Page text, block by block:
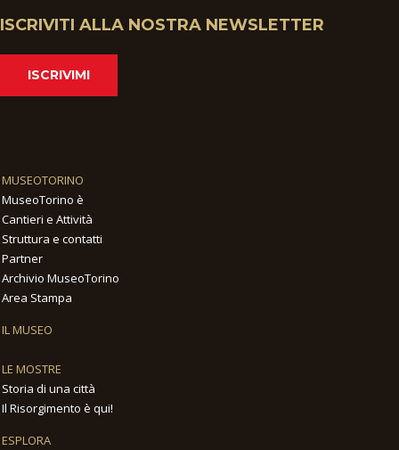
ISCRIVITI ALLA NOSTRA NEWSLETTER
ISCRIVIMI
MUSEOTORINO
MuseoTorino è
Cantieri e Attività
Struttura e contatti
Partner
Archivio MuseoTorino
Area Stampa
IL MUSEO
LE MOSTRE
Storia di una città
Il Risorgimento è qui!
ESPLORA